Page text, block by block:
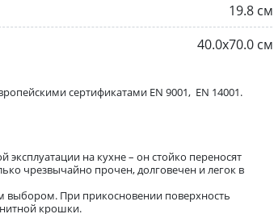
19.8 см
40.0х70.0 см
сертификатами EN 9001, EN 14001.
эксплуатации на кухне – он стойко переносят
чрезвычайно прочен, долговечен и легок в
выбором. При прикосновении поверхность
крошки.